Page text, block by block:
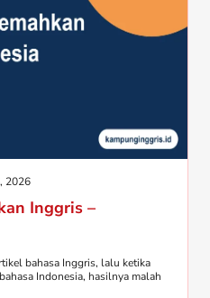
2026
Inggris –
bahasa Inggris, lalu ketika
Indonesia, hasilnya malah